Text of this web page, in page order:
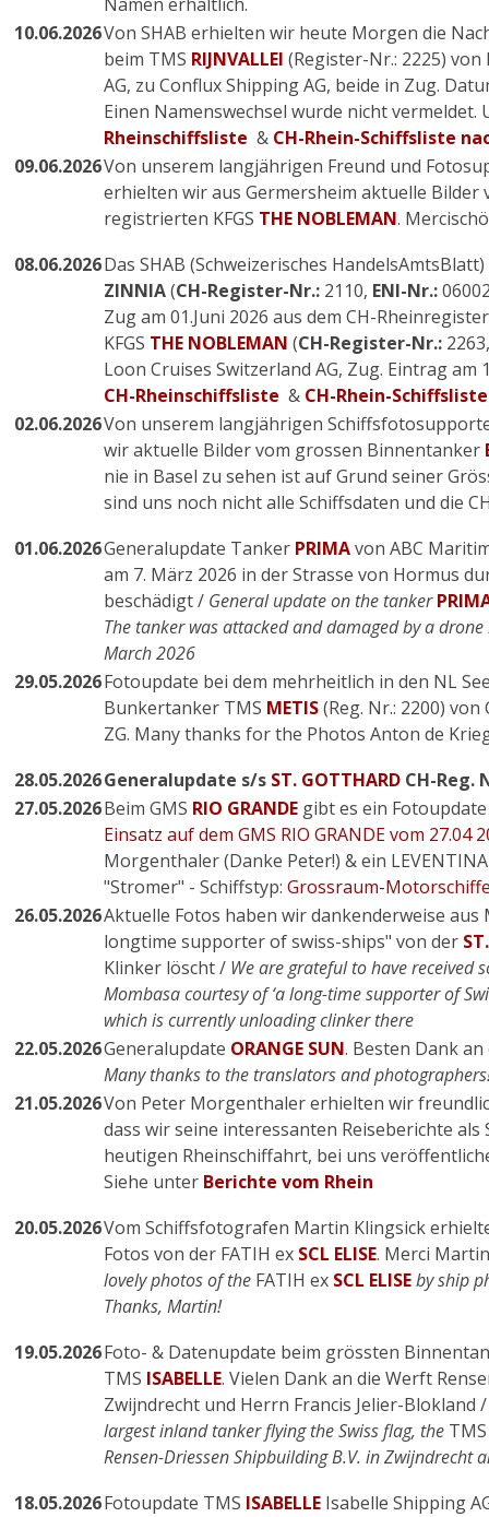
10.06.2026Von SHAB erhielten wir heute Morgen die
beim TMS RIJNVALLEI (Register-Nr.: 2225)
AG, zu Conflux Shipping AG, beide in Zug.
Einen Namenswechsel wurde nicht vermeldet.
Rheinschiffsliste & CH-Rhein-Schiffsliste
09.06.2026Von unserem langjährigen Freund und
erhielten wir aus Germersheim aktuelle Bilder
registrierten KFGS THE NOBLEMAN.
08.06.2026Das SHAB (Schweizerisches
ZINNIA(CH-Register-Nr.: 2110, ENI-Nr.:
Zug am 01.Juni 2026 aus dem CH-
KFGS THE NOBLEMAN (CH-Register-Nr.: 2263
Loon Cruises Switzerland AG, Zug. Eintrag am
CH-Rheinschiffsliste & CH-Rhein-
02.06.2026Von unserem langjährigen
wir aktuelle Bilder vom grossen Binnentanker
nie in Basel zu sehen ist auf Grund seiner
sind uns noch nicht alle Schiffsdaten und die
01.06.2026Generalupdate Tanker PRIMAvon ABC
am 7. März 2026 in der Strasse von Hormus
beschädigt / General update on the tanker
The tanker was attacked and damaged by a
March 2026
29.05.2026Fotoupdate bei dem mehrheitlich in den NL
Bunkertanker TMS METIS(Reg. Nr.: 2200) von
ZG. Many thanks for the Photos Anton de
28.05.2026Generalupdate s/s ST. GOTTHARD CH-Reg.
27.05.2026Beim GMS RIO GRANDE gibt es ein
Einsatz auf dem GMS RIO GRANDE vom 27.04
Morgenthaler (Danke Peter!) & ein
"Stromer" - Schiffstyp: Grossraum-
26.05.2026Aktuelle Fotos haben wir dankenderweise
longtime supporter of swiss-ships" von der
Klinker löscht / We are grateful to have received
Mombasa courtesy of ‘a long-time supporter of
which is currently unloading clinker there
22.05.2026Generalupdate ORANGE SUN. Besten Dank
Many thanks to the translators and
21.05.2026Von Peter Morgenthaler erhielten wir
dass wir seine interessanten Reiseberichte
heutigen Rheinschiffahrt, bei uns
Siehe unter Berichte vom Rhein
20.05.2026Vom Schiffsfotografen Martin Klingsick
Fotos von der FATIH ex SCL ELISE. Merci
lovely photos of the FATIH ex SCL ELISEby ship
Thanks, Martin!
19.05.2026Foto- & Datenupdate beim grössten
TMS ISABELLE. Vielen Dank an die Werft
Zwijndrecht und Herrn Francis Jelier-Blokland
largest inland tanker flying the Swiss flag, the
Rensen-Driessen Shipbuilding B.V. in Zwijndrecht
18.05.2026Fotoupdate TMS ISABELLE Isabelle Shipping